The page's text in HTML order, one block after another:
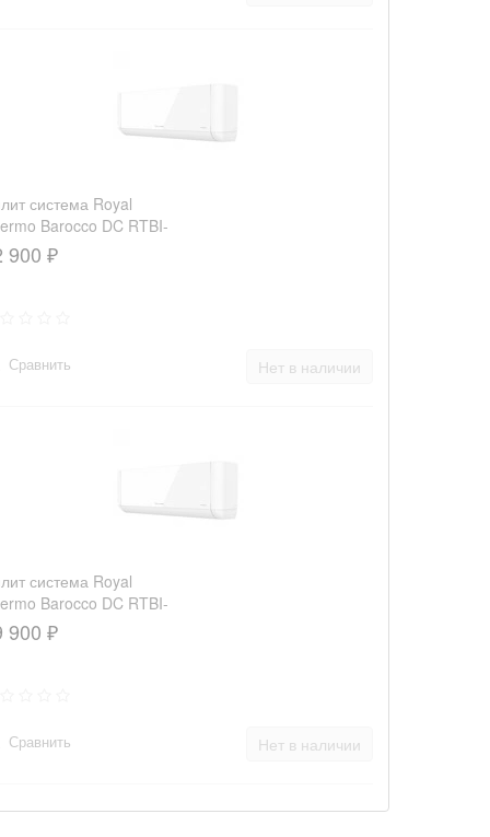
система Royal
Barocco DC RTBI-
white
900 ₽
Нет в наличии
Сравнить
система Royal
Barocco DC RTBI-
white
900 ₽
Нет в наличии
Сравнить